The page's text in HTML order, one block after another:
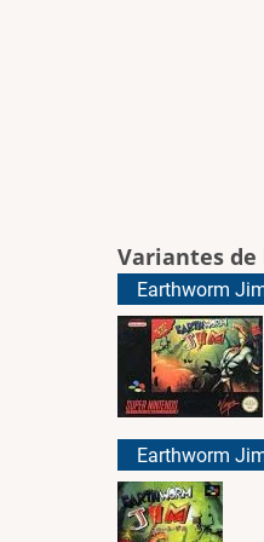
Variantes de
Earthworm
Earthworm